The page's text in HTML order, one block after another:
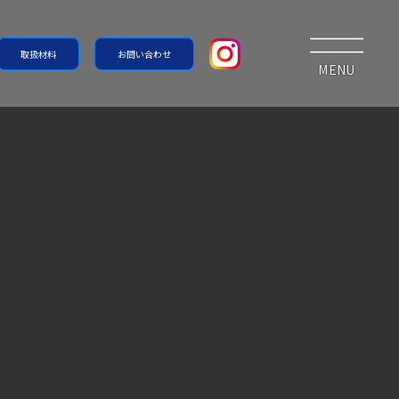
取扱材料 お問い合わせ